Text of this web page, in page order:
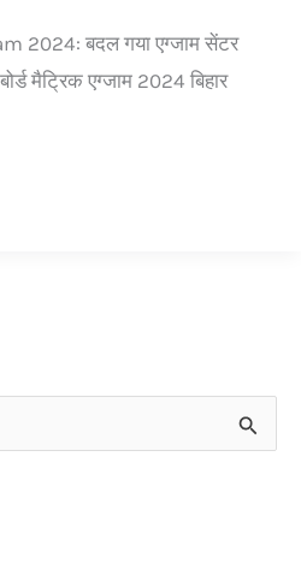
2024: बदल गया एग्जाम सेंटर
मैट्रिक एग्जाम 2024 बिहार